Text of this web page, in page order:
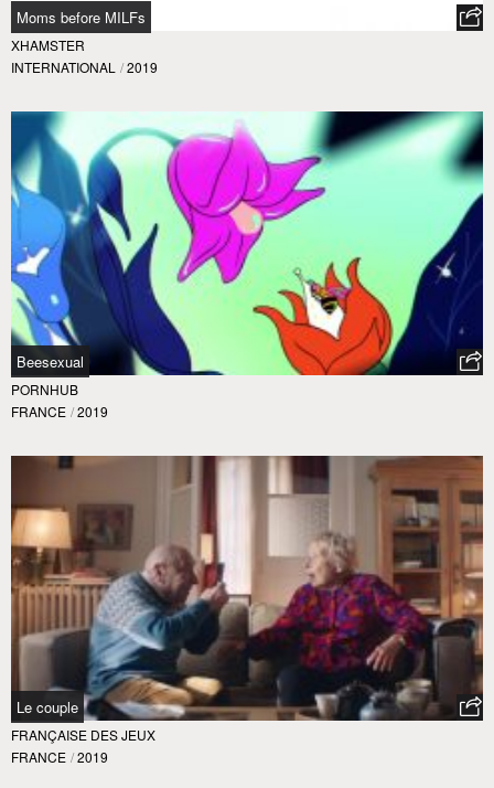
Moms before MILFs
XHAMSTER
INTERNATIONAL / 2019
Beesexual
PORNHUB
FRANCE / 2019
Le couple
FRANÇAISE DES JEUX
FRANCE / 2019